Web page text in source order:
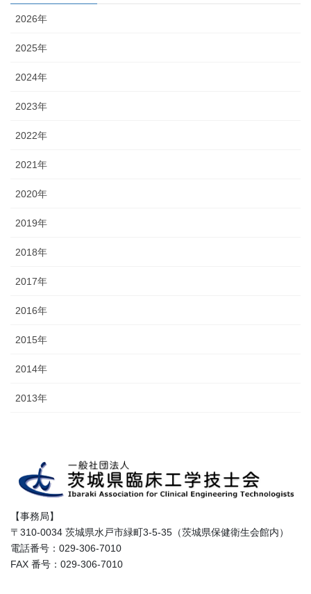
2026年
2025年
2024年
2023年
2022年
2021年
2020年
2019年
2018年
2017年
2016年
2015年
2014年
2013年
【事務局】
〒310-0034 茨城県水戸市緑町3-5-35（茨城県保健衛生会館内）
電話番号：029-306-7010
FAX 番号：029-306-7010